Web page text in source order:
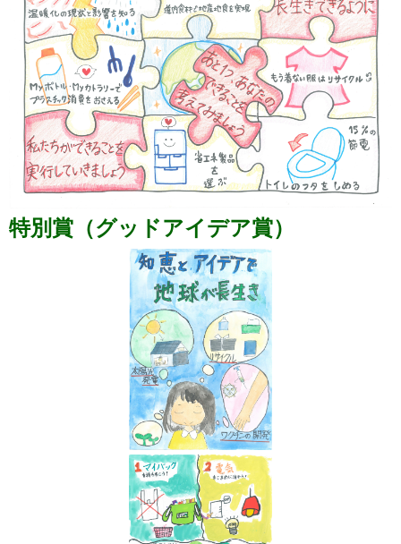
特別賞（グッドアイデア賞）